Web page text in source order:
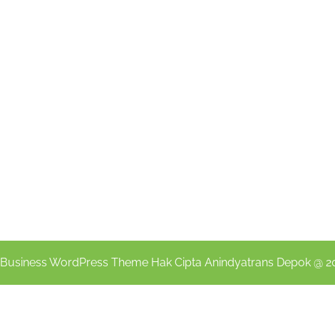
Business WordPress ThemeHak Cipta Anindyatrans Depok @